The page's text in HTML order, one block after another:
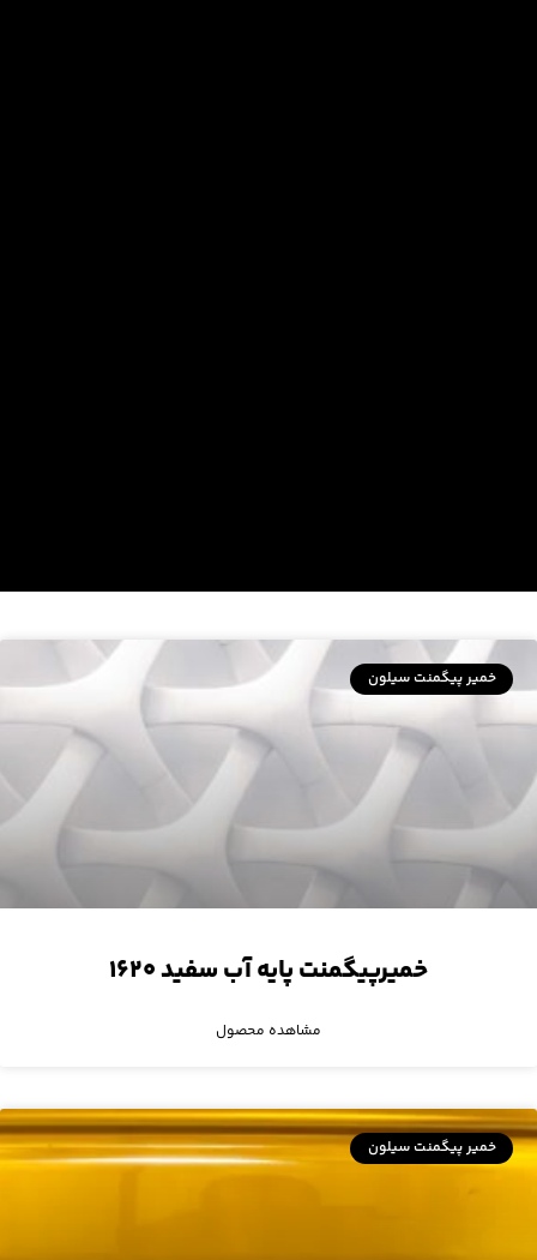
خمیر پیگمنت سیلون
خمیرپیگمنت پایه آب سفید ۱۶۲۰
مشاهده محصول
خمیر پیگمنت سیلون